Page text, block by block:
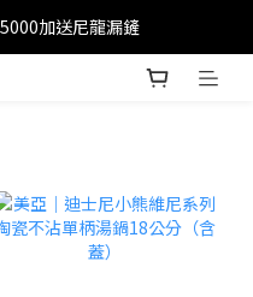
島除外)加送尼龍漏鏟
島除外)